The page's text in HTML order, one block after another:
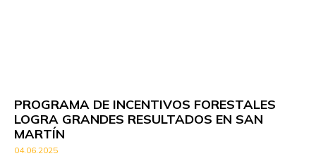
PROGRAMA DE INCENTIVOS FORESTALES
LOGRA GRANDES RESULTADOS EN SAN
MARTÍN
04.06.2025